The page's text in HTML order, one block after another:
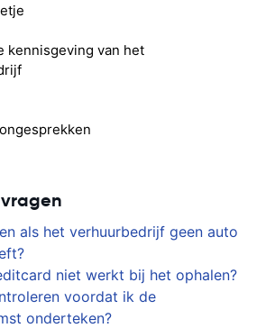
kennisgeving van het
als het verhuurbedrijf geen auto
niet werkt bij het ophalen?
voordat ik de
onderteken?